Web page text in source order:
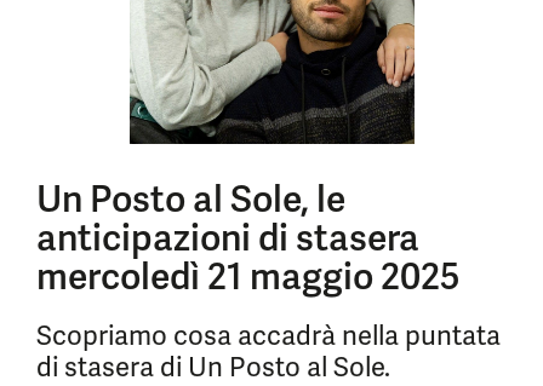
Un Posto al Sole, le
anticipazioni di stasera
mercoledì 21 maggio 2025
Scopriamo cosa accadrà nella puntata
di stasera di Un Posto al Sole.